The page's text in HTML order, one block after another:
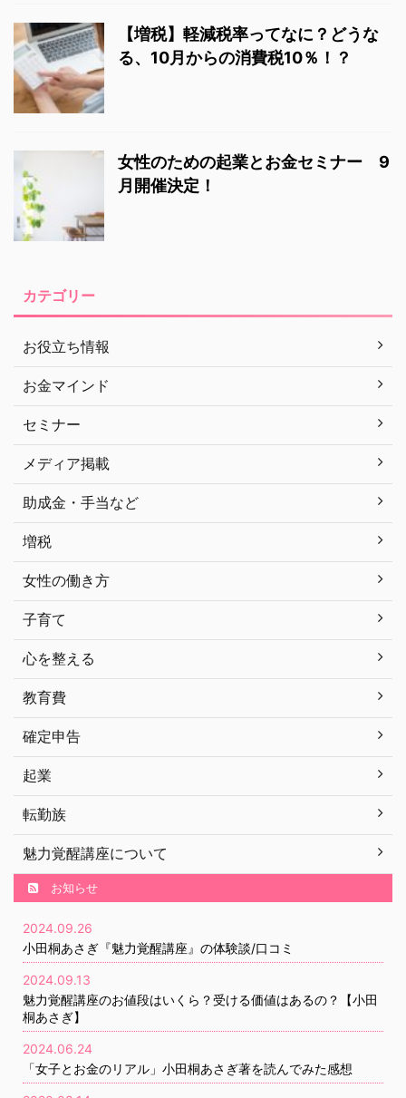
【増税】軽減税率ってなに？どうな
る、10月からの消費税10％！？
女性のための起業とお金セミナー 9
月開催決定！
カテゴリー
お役立ち情報
お金マインド
セミナー
メディア掲載
助成金・手当など
増税
女性の働き方
子育て
心を整える
教育費
確定申告
起業
転勤族
魅力覚醒講座について
お知らせ
2024.09.26
小田桐あさぎ『魅力覚醒講座』の体験談/口コミ
2024.09.13
魅力覚醒講座のお値段はいくら？受ける価値はあるの？【小田
桐あさぎ】
2024.06.24
「女子とお金のリアル」小田桐あさぎ著を読んでみた感想